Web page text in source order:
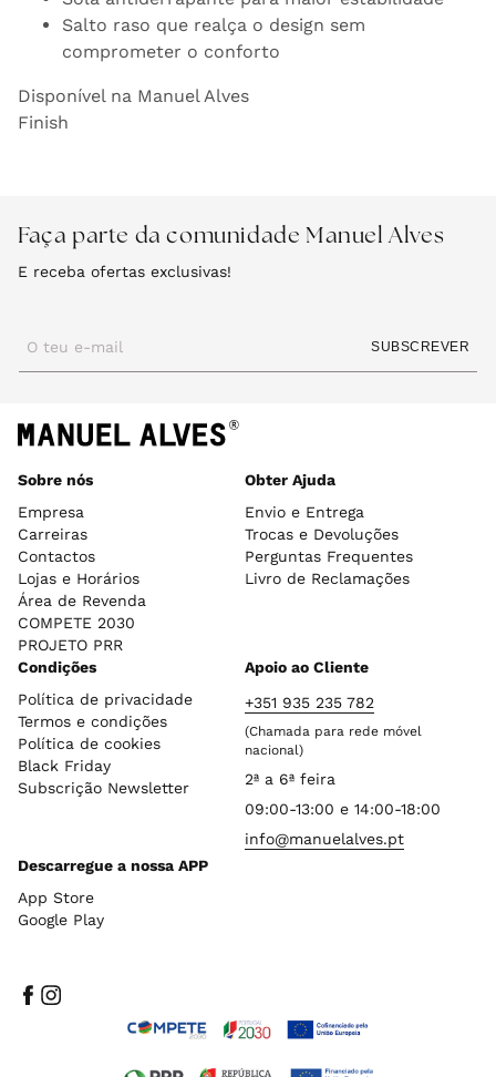
Salto raso que realça o design sem
comprometer o conforto
Disponível na Manuel Alves
Finish
Faça parte da comunidade Manuel Alves
E receba ofertas exclusivas!
O teu e-mail SUBSCREVER
Sobre nós
Empresa
Carreiras
Contactos
Lojas e Horários
Área de Revenda
COMPETE 2030
PROJETO PRR
Obter Ajuda
Envio e Entrega
Trocas e Devoluções
Perguntas Frequentes
Livro de Reclamações
Condições
Política de privacidade
Termos e condições
Política de cookies
Black Friday
Subscrição Newsletter
Apoio ao Cliente
+351 935 235 782
(Chamada para rede móvel
nacional)
2ª a 6ª feira
09:00-13:00 e 14:00-18:00
info@manuelalves.pt
Descarregue a nossa APP
App Store
Google Play
Facebook
Instagram